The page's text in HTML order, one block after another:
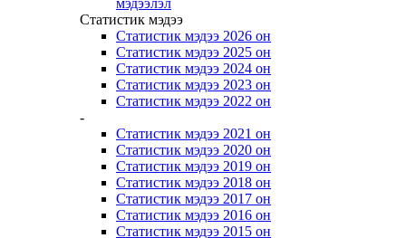
мэдээлэл
Статистик мэдээ
Статистик мэдээ 2026 он
Статистик мэдээ 2025 он
Статистик мэдээ 2024 он
Статистик мэдээ 2023 он
Статистик мэдээ 2022 он
-
Статистик мэдээ 2021 он
Статистик мэдээ 2020 он
Статистик мэдээ 2019 он
Статистик мэдээ 2018 он
Статистик мэдээ 2017 он
Статистик мэдээ 2016 он
Статистик мэдээ 2015 он